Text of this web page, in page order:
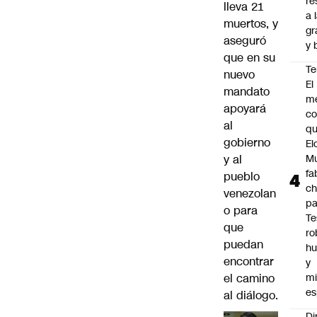
lleva 21
muertos, y
aseguró
que en su
nuevo
mandato
apoyará
al
gobierno
y al
pueblo
venezolan
o para
que
puedan
encontrar
el camino
al diálogo.
a
y
El
y